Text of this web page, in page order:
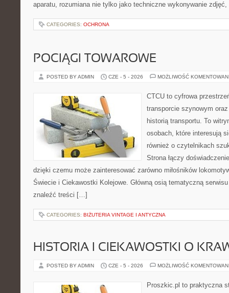
aparatu, rozumiana nie tylko jako techniczne wykonywanie
CATEGORIES: OCHRONA
POCIĄGI TOWAROWE
POSTED BY ADMIN CZE - 5 - 2026 MOŻLIWOŚĆ
CTCU to cyfrowa
transporcie szynowym
historią transportu. To
osobach, które interesują
również o czytelnikach
Strona łączy
dzięki czemu może zainteresować zarówno miłośników
Świecie i Ciekawostki Kolejowe. Główną osią tematyczną
znaleźć treści […]
CATEGORIES: BIŻUTERIA VINTAGE I ANTYCZNA
HISTORIA I CIEKAWOSTKI O
POSTED BY ADMIN CZE - 5 - 2026 MOŻLIWOŚĆ
Proszkic.pl to praktyczna